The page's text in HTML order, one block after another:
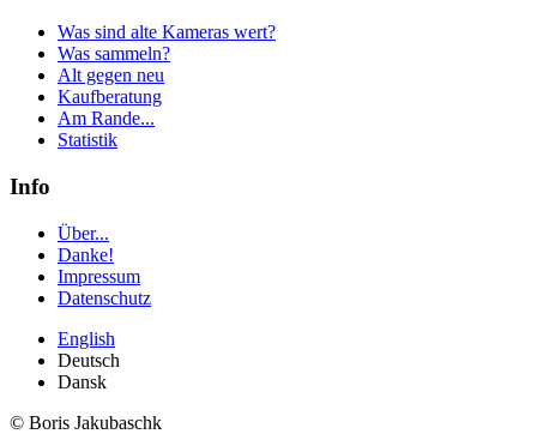
Was sind alte Kameras wert?
Was sammeln?
Alt gegen neu
Kaufberatung
Am Rande...
Statistik
Info
Über...
Danke!
Impressum
Datenschutz
English
Deutsch
Dansk
© Boris Jakubaschk